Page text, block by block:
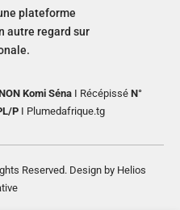
plateforme
autre regard sur
Komi SénaI RécépisséN°
PI Plumedafrique.tg
Reserved. Design by Helios